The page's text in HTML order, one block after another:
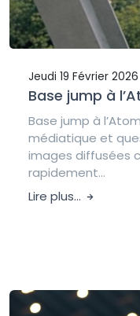
Jeudi 19 Février 2026
Base jump à
Base jump à
médiatique et
images diffusées
rapidement...
Lire plus...